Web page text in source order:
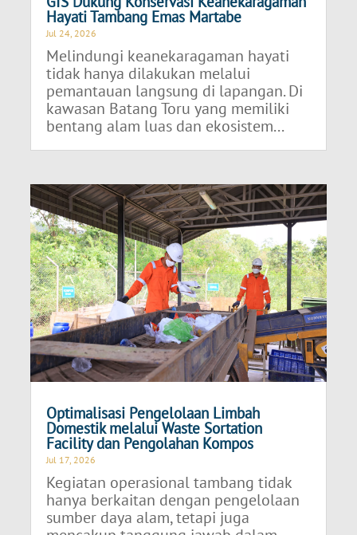
Hayati Tambang Emas Martabe
Jul 24, 2026
Melindungi keanekaragaman hayati
tidak hanya dilakukan melalui
pemantauan langsung di lapangan. Di
kawasan Batang Toru yang memiliki
bentang alam luas dan ekosistem...
Optimalisasi Pengelolaan Limbah
Domestik melalui Waste Sortation
Facility dan Pengolahan Kompos
Jul 17, 2026
Kegiatan operasional tambang tidak
hanya berkaitan dengan pengelolaan
sumber daya alam, tetapi juga